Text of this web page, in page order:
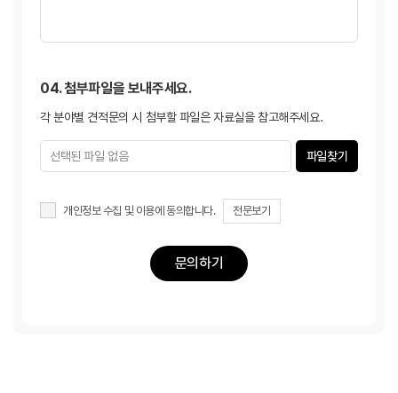
04. 첨부파일을 보내주세요.
각 분야별 견적문의 시 첨부할 파일은 자료실을 참고해주세요.
파일찾기
개인정보 수집 및 이용에 동의합니다. 전문보기